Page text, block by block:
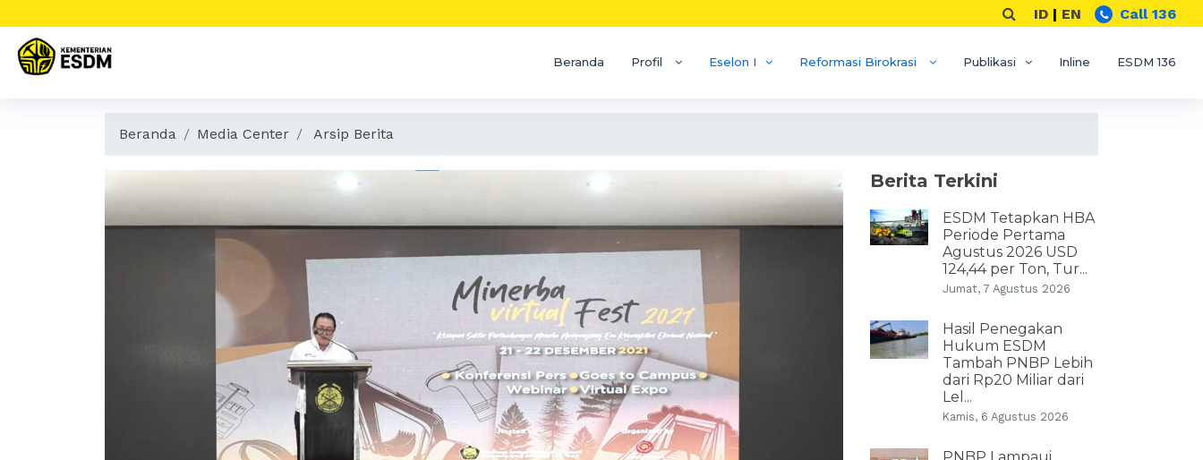
ID | EN Call 136
Beranda Profil Eselon I Reformasi Birokrasi Publikasi Inline ESDM 136
Beranda Media Center Arsip Berita
Berita Terkini
ESDM Tetapkan HBA
Periode Pertama
Agustus 2026 USD
124,44 per Ton, Tur...
Jumat, 7 Agustus 2026
Hasil Penegakan
Hukum ESDM
Tambah PNBP Lebih
dari Rp20 Miliar dari
Lel...
Kamis, 6 Agustus 2026